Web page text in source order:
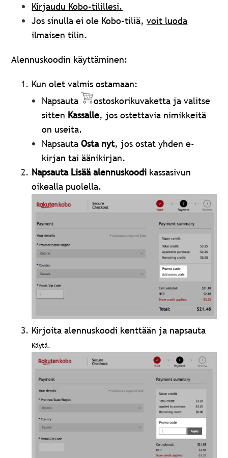
Kirjaudu Kobo-tilillesi.
Jos sinulla ei ole Kobo-tiliä,voit luoda
ilmaisen tilin.
Alennuskoodin käyttäminen:
Kun olet valmis ostamaan:
Napsauta
ostoskorikuvaketta ja valitse
sitten Kassalle, jos ostettavia nimikkeitä
on useita.
NapsautaOsta nyt, jos ostat yhden e-
kirjan tai äänikirjan.
Napsauta Lisää alennuskoodi kassasivun
oikealla puolella.
Kirjoita alennuskoodi kenttään ja napsauta
Käytä.